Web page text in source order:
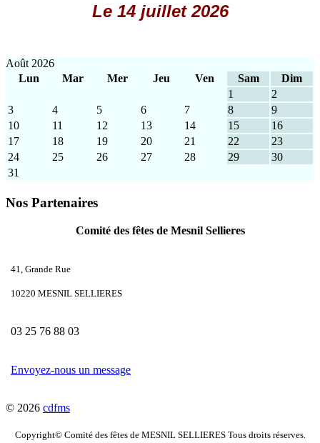
Le 14 juillet 2026
Août 2026
Lun
Mar Mer Jeu Ven Sam
Dim
1
2
3
4 5 6 7 8
9
10
11 12 13 14 15
16
17
18 19 20 21 22
23
24
25 26 27 28 29
30
31
Nos Partenaires
Comité des fêtes de Mesnil Sellieres
41, Grande Rue
10220 MESNIL SELLIERES
03 25 76 88 03
Envoyez-nous un message
© 2026 cdfms
Copyright© Comité des fêtes de MESNIL SELLIERES Tous droits réserves.